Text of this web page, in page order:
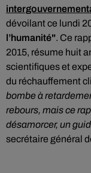
dévoilant ce lundi
l’humanité". Ce
2015, résume huit
scientifiques et
du réchauffement
bombe à
rebours, mais ce
désamorcer, un
secrétaire général